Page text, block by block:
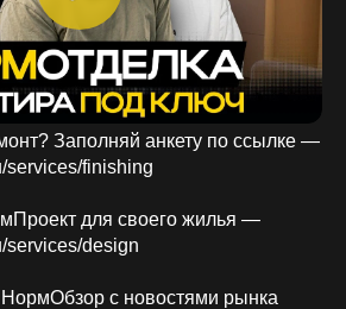
Заполняй анкету по ссылке —
services/finishing
для своего жилья —
services/design
НормОбзор с новостями рынка